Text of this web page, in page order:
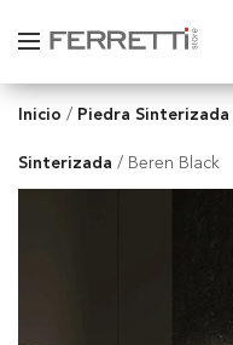
Inicio / Piedra Sinterizada
Sinterizada / Beren Black